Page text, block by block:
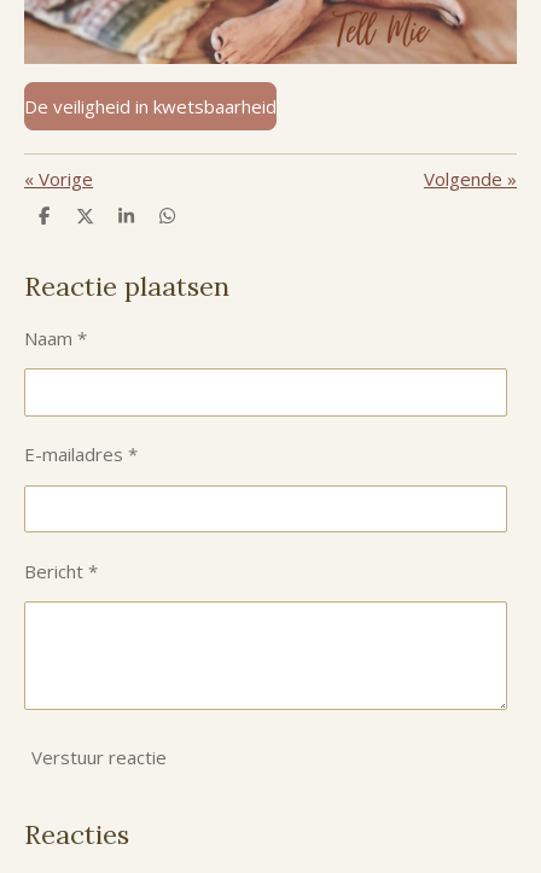
De veiligheid in kwetsbaarheid
« Vorige Volgende »
D
n
D
l
S
e
D
n
Reactie plaatsen
Naam *
E-mailadres *
Bericht *
Verstuur reactie
Reacties